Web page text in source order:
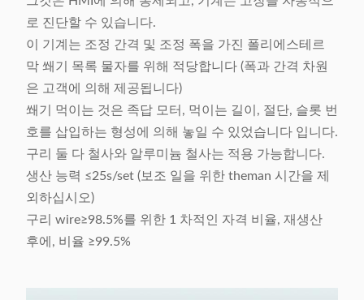
로 진단할 수 있습니다.
이 기계는 조정 간격 및 조정 폭을 가진 폴리에스테르
막 쐐기 목록 물자를 위해 적당합니다 (폭과 간격 차원
은 고객에 의해 제공됩니다)
쐐기 먹이는 것은 족답 모터, 먹이는 길이, 절단, 슬롯 번
호를 삽입하는 형성에 의해 놓일 수 있었습니다 입니다.
구리 둘 다 철사와 알루미늄 철사는 적용 가능합니다.
생산 능력 ≤25s/set (보조 일을 위한 theman 시간을 제
외하십시오)
구리 wire≥98.5%를 위한 1 차적인 자격 비율, 재생산
후에, 비율 ≥99.5%